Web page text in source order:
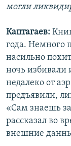
могли
Каптагаев:
года. Немного
насильно
ночь избивали
недалеко от
предъявили,
«Сам знаешь
рассказал во
внешние